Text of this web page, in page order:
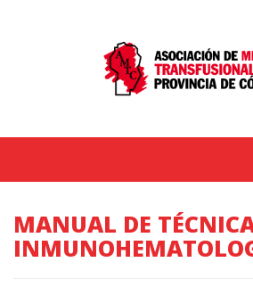
MANUAL DE